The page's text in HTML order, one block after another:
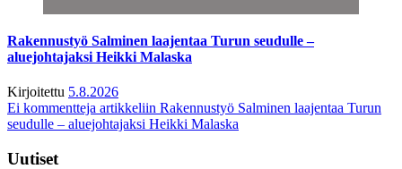
Rakennustyö Salminen laajentaa Turun seudulle –
aluejohtajaksi Heikki Malaska
Kirjoitettu 5.8.2026
Ei kommentteja artikkeliin Rakennustyö Salminen laajentaa Turun
seudulle – aluejohtajaksi Heikki Malaska
Uutiset